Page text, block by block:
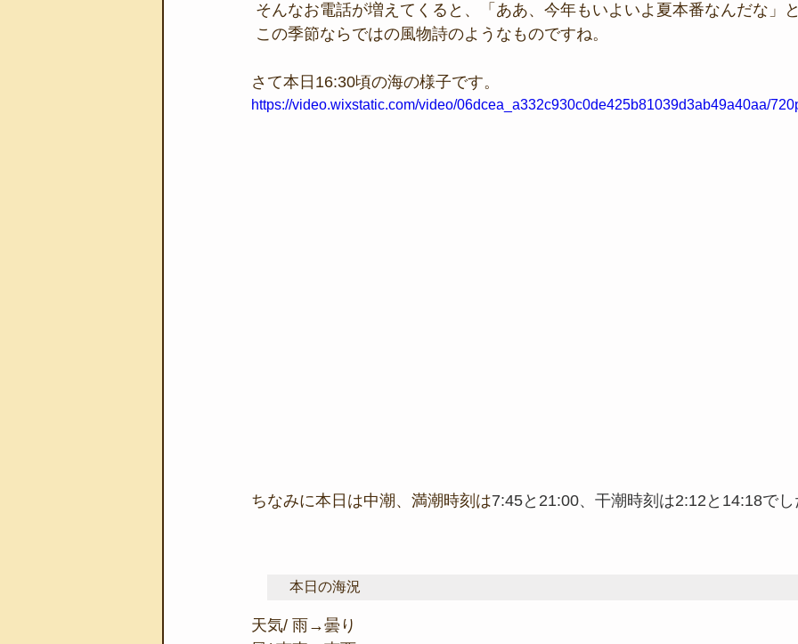
自然体験学習 バーベキュー スタッフが思うこと 安全対策 イベント レスキュ
地域のこと 磯あそび教室 環境保全活動
そんなお電話が増えてくると、「ああ、今年もいよいよ夏本番なんだな」
この季節ならではの風物詩のようなものですね。
さて本日16:30頃の海の様子です。
https://video.wixstatic.com/video/06dcea_a332c930c0de425b81039d3ab49a40aa/
ちなみに本日は中潮、満潮時刻は7:45と21:00、干潮時刻は2:12と14:18で
本日の海況
天気/ 雨→曇り